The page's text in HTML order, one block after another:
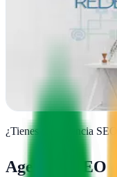
Alcobendas, Madrid
Gacelaweb impulsa
hechas a medida. SEO,
quieren crecer de verdad
Ver fichacompleta
¿Tienes una agencia SEO
Agencias SEO